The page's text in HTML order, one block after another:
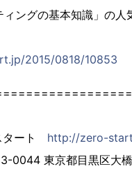
ィングの基本知識」の人
2015/0818/10853
タート http://zero-
0044 東京都目黒区大